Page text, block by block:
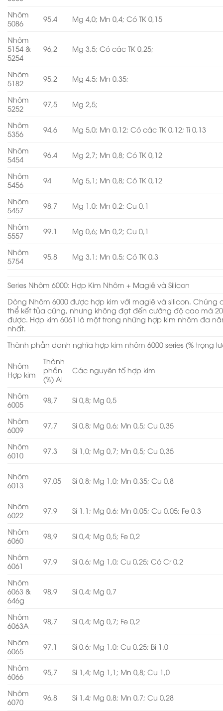
Nhôm
5086
95.4 Mg 4,0; Mn 0,4; Có TK 0,15
Nhôm
5154 &
5254
96,2 Mg 3,5; Có các TK 0,25;
Nhôm
5182
95,2 Mg 4,5; Mn 0,35;
Nhôm
5252
97,5 Mg 2,5;
Nhôm
5356
94,6 Mg 5,0; Mn 0,12; Có các TK 0,12; Ti 0,13
Nhôm
5454
96.4 Mg 2,7; Mn 0,8; Có TK 0,12
Nhôm
5456
94 Mg 5,1; Mn 0,8; Có TK 0,12
Nhôm
5457
98,7 Mg 1,0; Mn 0,2; Cu 0,1
Nhôm
5557
99.1 Mg 0,6; Mn 0,2; Cu 0,1
Nhôm
5754
95,8 Mg 3,1; Mn 0,5; Có TK 0,3
Series Nhôm 6000: Hợp Kim Nhôm + Magiê và Silicon
Dòng Nhôm 6000 được hợp kim với magiê và silicon.
thể kết tủa cứng, nhưng không đạt đến cường độ cao mà
được. Hợp kim 6061 là một trong những hợp kim nhôm đa
nhất.
Thành phần danh nghĩa hợp kim nhôm 6000 series (% trọng
Nhôm
Hợp kim
Thành
phần
(%) Al
Các nguyên tố hợp kim
Nhôm
6005
98,7 Si 0,8; Mg 0,5
Nhôm
6009
97,7 Si 0,8; Mg 0,6; Mn 0,5; Cu 0,35
Nhôm
6010
97.3 Si 1,0; Mg 0,7; Mn 0,5; Cu 0,35
Nhôm
6013
97.05 Si 0,8; Mg 1,0; Mn 0,35; Cu 0,8
Nhôm
6022
97,9 Si 1,1; Mg 0,6; Mn 0,05; Cu 0,05; Fe 0,3
Nhôm
6060
98,9 Si 0,4; Mg 0,5; Fe 0,2
Nhôm
6061
97,9 Si 0,6; Mg 1,0; Cu 0,25; Có Cr 0,2
Nhôm
6063 &
646g
98,9 Si 0,4; Mg 0,7
Nhôm
6063A
98,7 Si 0,4; Mg 0,7; Fe 0,2
Nhôm
6065
97.1 Si 0,6; Mg 1,0; Cu 0,25; Bi 1.0
Nhôm
6066
95,7 Si 1,4; Mg 1,1; Mn 0,8; Cu 1,0
Nhôm
6070
96,8 Si 1,4; Mg 0,8; Mn 0,7; Cu 0,28